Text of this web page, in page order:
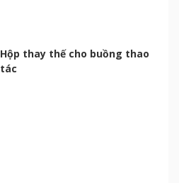
Hộp thay thế cho buồng thao
tác